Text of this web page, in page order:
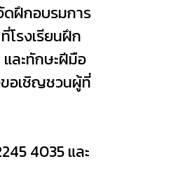
ดฝึกอบรมการ
โรงเรียนฝึก
ละทักษะฝีมือ
ขอเชิญชวนผู้ที่
4035 และ